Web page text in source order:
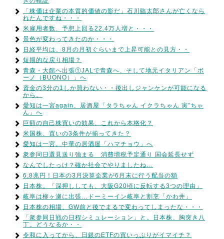
「株価は企業の本質的価値の影だ」石川臨太郎さんが亡くなら
れたんですね・・・
米雇用者数、予想上回る22.4万人増と・・・
景色が変わってきたのか・・・
日経平均は、8月の月初ぐらいまで上昇可能との見方・・
短期的な戻り相場？
青森・大館へ出張①JALで青森へ、そして地元イタリアン「ボ
ーノ（BUONO）」へ
資金の3分の1しか買わない・・後出しジャンケンが可能になる
から。
愛知は一宮again、居酒屋「タラちゃん イクラちゃん 寅”ちゃ
ん」へ
巨額の自己株買いの効果、これから本格化？
米国株、買いの3条件が揃ってきた？
愛知は一宮。中華の居酒屋「ハマチョウ」へ
衆参同日選見送り強まる 消費増税予定通り 国会延長せず
なんでしたっけ？確か社会でやりましたね…
6.8兆円！日本の3月決算企業が6月末に行う配当の額
日本株。「深押ししても、大阪G20頃に反転する3つの理由」
岐阜は柳ヶ瀬に出張…ドーミーイン岐阜と割烹「かわ井」
日本株の相場、GW前と後でまるで変わってしまったな・・・
「衆参同日戦の日程シミュレーション」と。日本株、胸突き八
丁。どうなるか・・
令和に入ってから、日銀のETFの買いっぷりがイマイチ？